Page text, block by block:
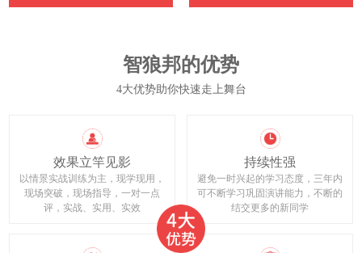
智狼邦的优势
4大优势助你快速走上舞台
效果立竿见影
以情景实战训练为主，现学现用，
现场突破，现场指导，一对一点
评，实战、实用、实效
持续性强
避免一时兴起的学习态度，三年内
可不断学习巩固演讲能力，不断的
结交更多的新同学